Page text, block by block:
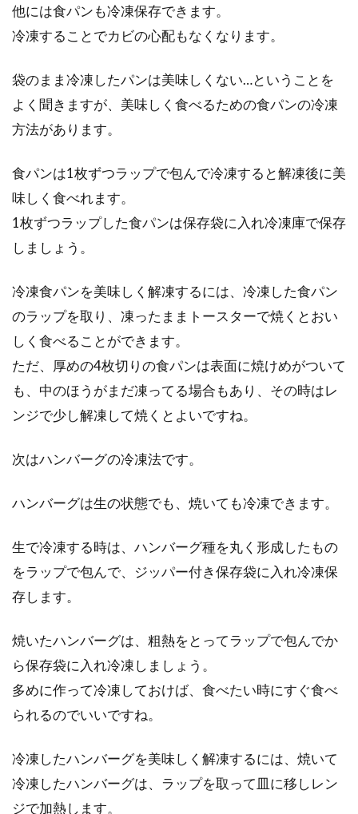
ね。さわらといえば、西京焼きが有名です。外
も安い材料費や光熱費で作ることができます。
他には食パンも冷凍保存できます。
冷凍することでカビの心配もなくなります。
袋のまま冷凍したパンは美味しくない…ということを
よく聞きますが、美味しく食べるための食パンの冷凍
方法があります。
食パンは1枚ずつラップで包んで冷凍すると解凍後に美
味しく食べれます。
1枚ずつラップした食パンは保存袋に入れ冷凍庫で保存
しましょう。
冷凍食パンを美味しく解凍するには、冷凍した食パン
のラップを取り、凍ったままトースターで焼くとおい
しく食べることができます。
ただ、厚めの4枚切りの食パンは表面に焼けめがついて
も、中のほうがまだ凍ってる場合もあり、その時はレ
ンジで少し解凍して焼くとよいですね。
次はハンバーグの冷凍法です。
ハンバーグは生の状態でも、焼いても冷凍できます。
生で冷凍する時は、ハンバーグ種を丸く形成したもの
をラップで包んで、ジッパー付き保存袋に入れ冷凍保
存します。
焼いたハンバーグは、粗熱をとってラップで包んでか
ら保存袋に入れ冷凍しましょう。
多めに作って冷凍しておけば、食べたい時にすぐ食べ
られるのでいいですね。
冷凍したハンバーグを美味しく解凍するには、焼いて
冷凍したハンバーグは、ラップを取って皿に移しレン
ジで加熱します。